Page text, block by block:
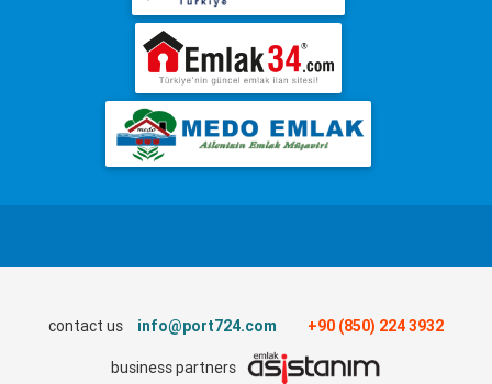
contact us info@port724.com +90 (850) 224 3932
business partners